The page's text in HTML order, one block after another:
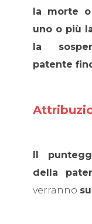
la morte o
uno o più
la
patente
Il
della
verranno